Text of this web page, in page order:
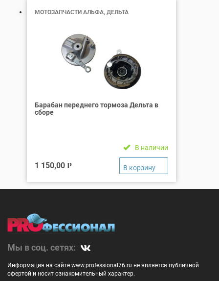
МОТОЗАПЧАСТИ АЛЬФА, ДЕЛЬТА
Барабан переднего тормоза Дельта в
сборе
В наличии
1 150,00 Р
Мы в соц. сетях:
Информация на сайте www.professional76.ru не является публичной
офертой и носит ознакомительный характер.